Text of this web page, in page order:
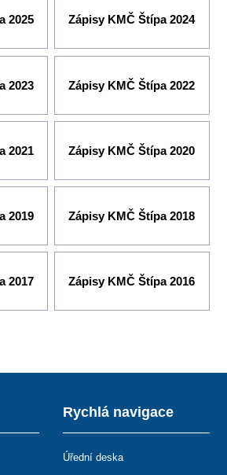
2025 Zápisy KMČ Štípa 2024
2023 Zápisy KMČ Štípa 2022
2021 Zápisy KMČ Štípa 2020
2019 Zápisy KMČ Štípa 2018
2017 Zápisy KMČ Štípa 2016
Rychlá navigace
Úřední deska